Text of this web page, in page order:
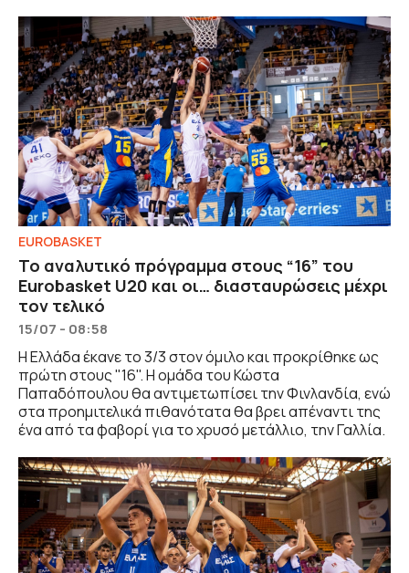
EUROBASKET
Το αναλυτικό πρόγραμμα στους “16” του
Eurobasket U20 και οι… διασταυρώσεις μέχρι
τον τελικό
15/07 - 08:58
Η Ελλάδα έκανε το 3/3 στον όμιλο και προκρίθηκε ως
πρώτη στους "16". Η ομάδα του Κώστα
Παπαδόπουλου θα αντιμετωπίσει την Φινλανδία, ενώ
στα προημιτελικά πιθανότατα θα βρει απέναντι της
ένα από τα φαβορί για το χρυσό μετάλλιο, την Γαλλία.